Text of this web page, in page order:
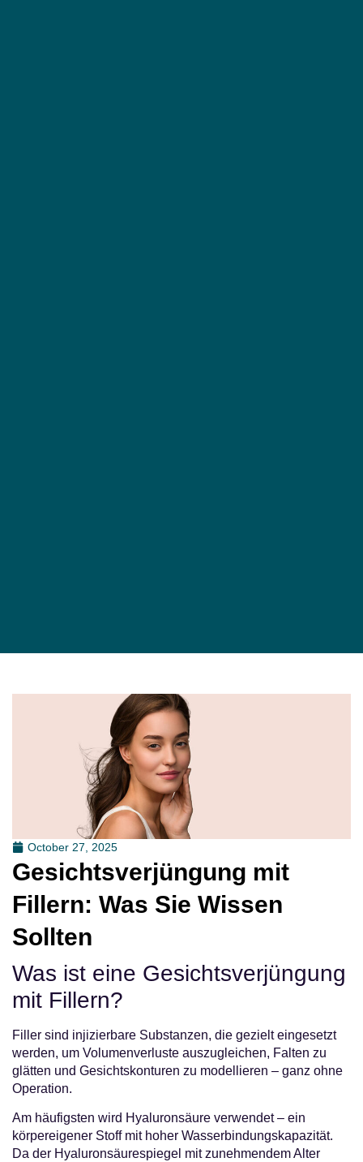
October 27, 2025
Gesichtsverjüngung mit
Fillern: Was Sie Wissen
Sollten
Was ist eine Gesichtsverjüngung
mit Fillern?
Filler sind injizierbare Substanzen, die gezielt eingesetzt
werden, um Volumenverluste auszugleichen, Falten zu
glätten und Gesichtskonturen zu modellieren – ganz ohne
Operation.
Am häufigsten wird Hyaluronsäure verwendet – ein
körpereigener Stoff mit hoher Wasserbindungskapazität.
Da der Hyaluronsäurespiegel mit zunehmendem Alter